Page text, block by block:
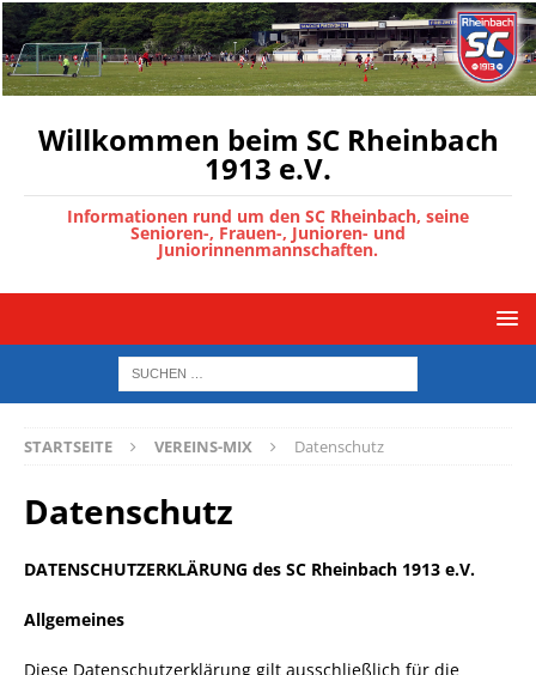
Willkommen beim SC Rheinbach
1913 e.V.
Informationen rund um den SC Rheinbach, seine
Senioren-, Frauen-, Junioren- und
Juniorinnenmannschaften.
STARTSEITE VEREINS-MIX Datenschutz
Datenschutz
DATENSCHUTZERKLÄRUNG des SC Rheinbach 1913 e.V.
Allgemeines
Diese Datenschutzerklärung gilt ausschließlich für die